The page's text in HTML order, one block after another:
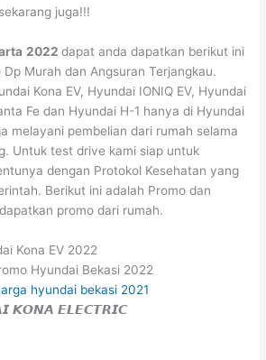
juga!!!
2022dapat anda dapatkan berikut ini
Dp Murah dan Angsuran Terjangkau.
Kona EV, Hyundai IONIQ EV, Hyundai
Fe dan Hyundai H-1 hanya di Hyundai
melayani pembelian dari rumah selama
Untuk test drive kami siap untuk
dengan Protokol Kesehatan yang
Berikut ini adalah Promo dan
promo dari rumah.
Kona EV 2022
𝙆𝙊𝙉𝘼 𝙀𝙇𝙀𝘾𝙏𝙍𝙄𝘾